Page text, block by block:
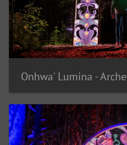
Onhwa' Lumina - Arche